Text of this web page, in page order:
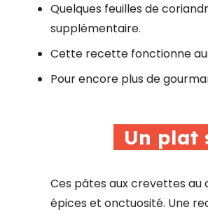
Quelques feuilles de
supplémentaire.
Cette recette fonctionne
Pour encore plus de
Un plat
Ces pâtes aux crevettes
épices et onctuosité. Une